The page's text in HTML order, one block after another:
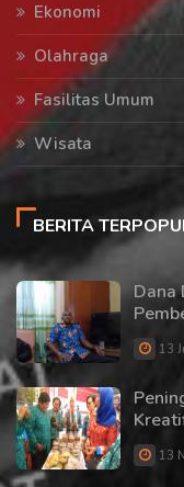
Ekonomi
Olahraga
Fasilitas Umum
Wisata
BERITA
Dana
13
13